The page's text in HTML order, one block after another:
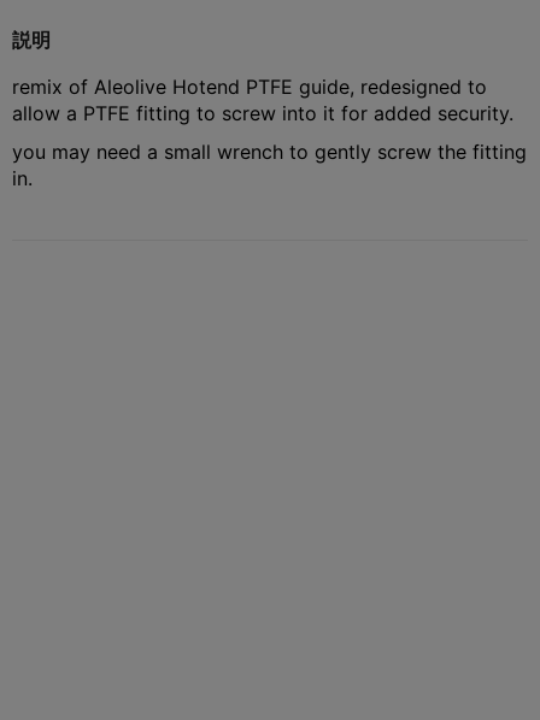
説明
remix of Aleolive Hotend PTFE guide, redesigned to
allow a PTFE fitting to screw into it for added security.
you may need a small wrench to gently screw the fitting
in.